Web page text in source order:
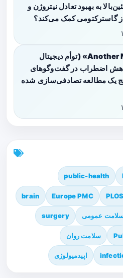
به بهبود تعادل نیتروژن و
گاسترکتومی کمک می‌کند؟
فناوری «Another Me» (توأم دیجیتال
اضطراب در گفت‌وگوهای
یک مطالعه تصادفی‌سازی شده
public-health
Europe PMC
brain
عمومی surgery
سلامت روان
اپیدمیولوژی